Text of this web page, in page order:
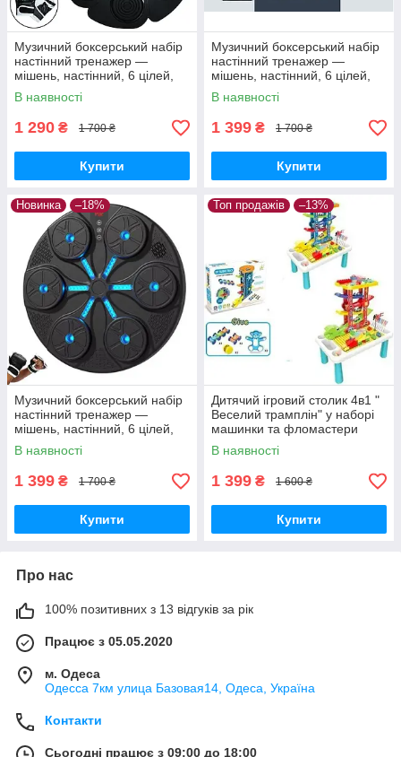
Музичний боксерський набір
настінний тренажер —
мішень, настінний, 6 цілей,
Bluetooth
В наявності
1 290 ₴ 1 700 ₴
Купити
Музичний боксерський набір
настінний тренажер —
мішень, настінний, 6 цілей,
Bluetooth
В наявності
1 399 ₴ 1 700 ₴
Купити
Новинка –18%
Музичний боксерський набір
настінний тренажер —
мішень, настінний, 6 цілей,
Bluetooth
В наявності
1 399 ₴ 1 700 ₴
Купити
Топ продажів –13%
Дитячий ігровий столик 4в1 "
Веселий трамплін" у наборі
машинки та фломастери
6848
В наявності
1 399 ₴ 1 600 ₴
Купити
Про нас
100% позитивних з 13 відгуків за рік
Працює з 05.05.2020
м. Одеса
Одесса 7км улица Базовая14, Одеса, Україна
Контакти
Сьогодні працює з 09:00 до 18:00